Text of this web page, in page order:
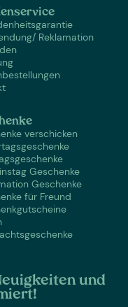
Reklamation
verschicken
Geschenke
Geschenke
für Freund
und